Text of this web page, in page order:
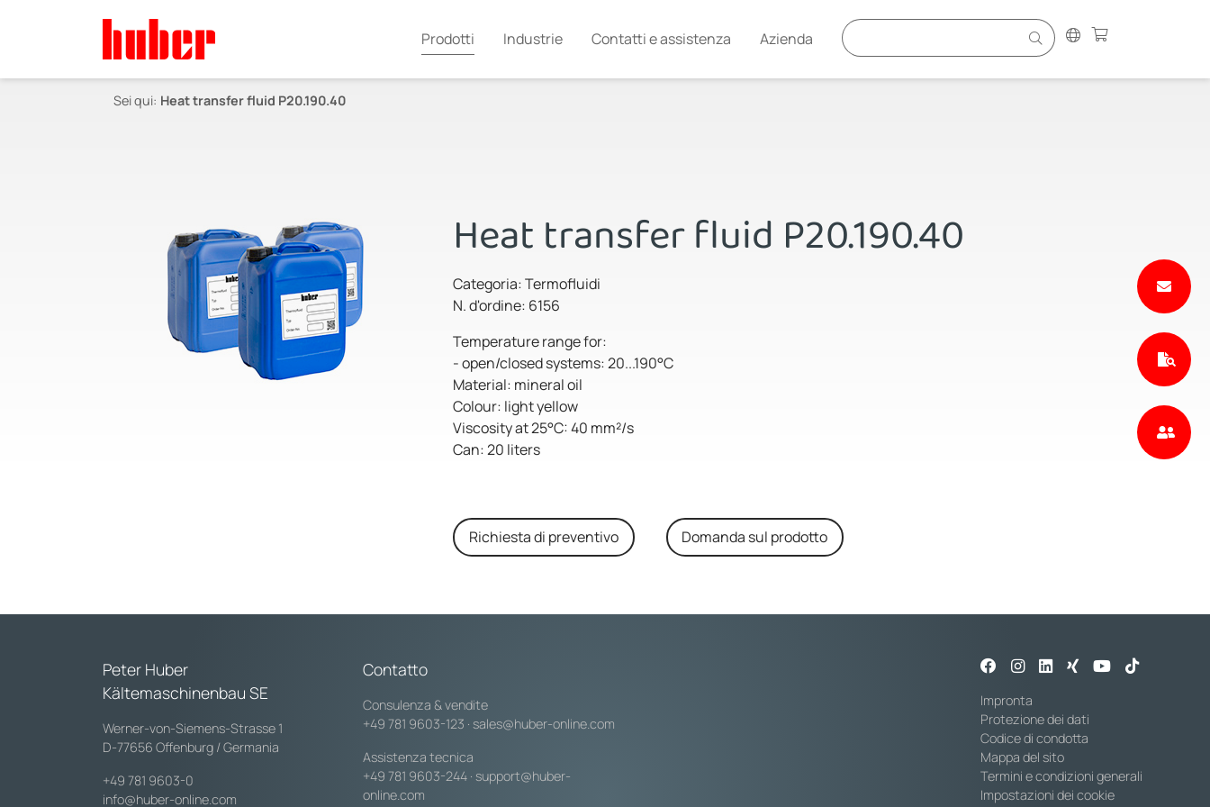
Prodotti Industrie Contatti e assistenza Azienda
Sei qui: Heat transfer fluid P20.190.40
Heat transfer fluid P20.190.40
Categoria: Termofluidi
N. d'ordine: 6156
Temperature range for:
- open/closed systems: 20...190°C
Material: mineral oil
Colour: light yellow
Viscosity at 25°C: 40 mm²/s
Can: 20 liters
Richiesta di preventivo Domanda sul prodotto
Peter Huber
Kältemaschinenbau SE
Werner-von-Siemens-Strasse 1
D-77656 Offenburg / Germania
+49 781 9603-0
info@huber-online.com
Contatto
Consulenza & vendite
+49 781 9603-123 · sales@huber-online.com
Assistenza tecnica
+49 781 9603-244 · support@huber-
online.com
Impronta
Protezione dei dati
Codice di condotta
Mappa del sito
Termini e condizioni generali
Impostazioni dei cookie